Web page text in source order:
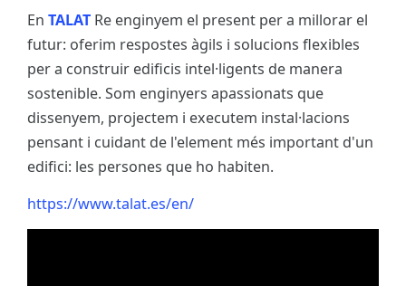
En TALAT Re enginyem el present per a millorar el
futur: oferim respostes àgils i solucions flexibles
per a construir edificis intel·ligents de manera
sostenible. Som enginyers apassionats que
dissenyem, projectem i executem instal·lacions
pensant i cuidant de l'element més important d'un
edifici: les persones que ho habiten.
https://www.talat.es/en/